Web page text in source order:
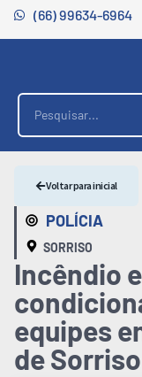
(66) 99634-6964
POLÍCIA
SORRISO
Voltar para inicial
Incêndio
equipes
de Sorriso